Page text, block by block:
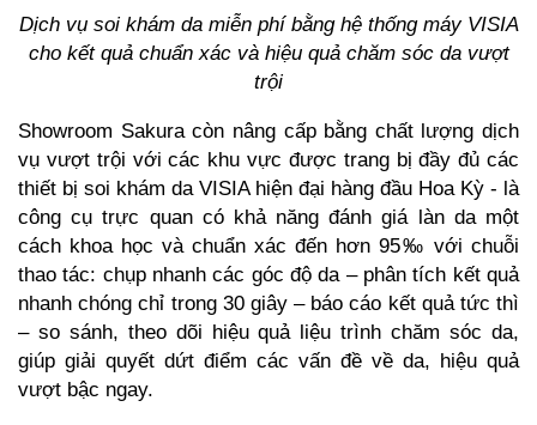
Dịch vụ soi khám da miễn phí bằng hệ thống máy VISIA
cho kết quả chuẩn xác và hiệu quả chăm sóc da vượt
trội
Showroom Sakura còn nâng cấp bằng chất lượng dịch
vụ vượt trội với các khu vực được trang bị đầy đủ các
thiết bị soi khám da VISIA hiện đại hàng đầu Hoa Kỳ - là
công cụ trực quan có khả năng đánh giá làn da một
cách khoa học và chuẩn xác đến hơn 95‰ với chuỗi
thao tác: chụp nhanh các góc độ da – phân tích kết quả
nhanh chóng chỉ trong 30 giây – báo cáo kết quả tức thì
– so sánh, theo dõi hiệu quả liệu trình chăm sóc da,
giúp giải quyết dứt điểm các vấn đề về da, hiệu quả
vượt bậc ngay.